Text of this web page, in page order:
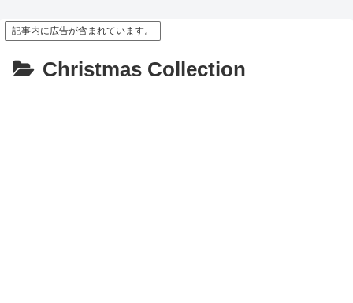
記事内に広告が含まれています。
Christmas Collection